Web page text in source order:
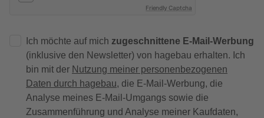
Friendly Captcha
Ich möchte auf mich zugeschnittene E-Mail-Werbung
(inklusive den Newsletter) von hagebau erhalten. Ich
bin mit der Nutzung meiner personenbezogenen
Daten durch hagebau, die E-Mail-Werbung, die
Analyse meines E-Mail-Umgangs sowie die
Zusammenführung und Analyse meiner Kaufdaten,